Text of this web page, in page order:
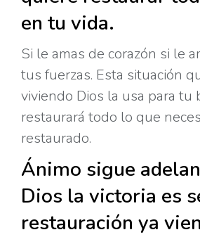
en tu vida.
Si le amas de corazón si le
tus fuerzas. Esta situación
viviendo Dios la usa para tu
restaurará todo lo que
restaurado.
Ánimo sigue
Dios la victoria es
restauración ya